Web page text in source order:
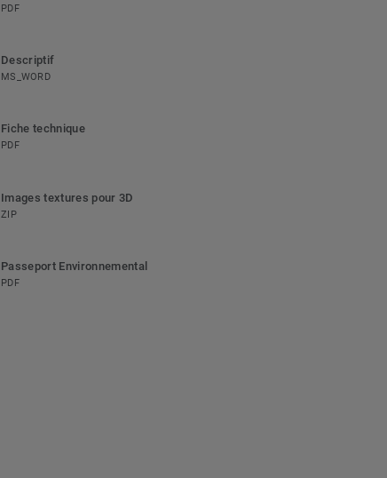
PDF
Descriptif
MS_WORD
Fiche technique
PDF
Images textures pour 3D
ZIP
Passeport Environnemental
PDF